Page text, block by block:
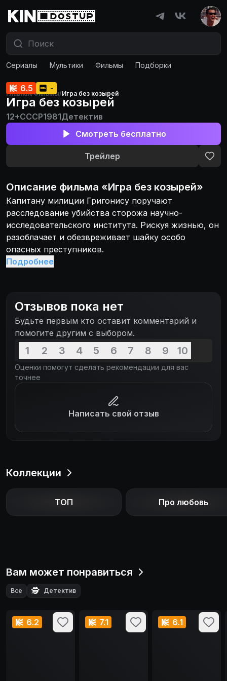
Сериалы Мультики Фильмы Подборки
Главная/Фильмы/Игра без козырей
6.5 -
Игра без козырей
12+СССР1981Детектив
Смотреть бесплатно
Трейлер
Описание фильма «Игра без козырей»
Капитану милиции Григонису поручают
расследование убийства сторожа научно-
исследовательского института. Рискуя жизнью, он
разоблачает и обезвреживает шайку особо
опасных преступников.
Подробнее
Отзывов пока нет
Будьте первым кто оставит комментарий и
помогите другим с выбором.
1 2 3 4 5 6 7 8 9 10
Оценки помогут сделать рекомендации для вас
точнее
Написать свой отзыв
Коллекции
ТОП Про любовь
Вам может понравиться
Все 🕵️ Детектив
6.2 7.1 6.1